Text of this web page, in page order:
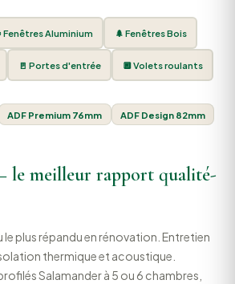
Fenêtres Aluminium 🌲 Fenêtres Bois
🚪 Portes d'entrée 🔲 Volets roulants
ADF Premium 76mm
ADF Design 82mm
le meilleur rapport qualité-
le plus répandu en rénovation. Entretien
thermique et acoustique.
Salamander à 5 ou 6 chambres,